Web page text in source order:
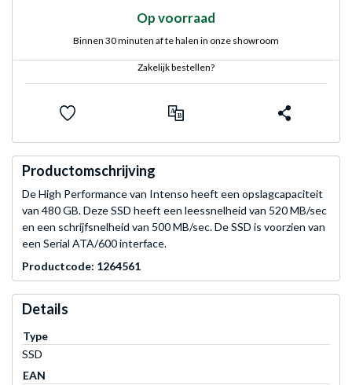
Op voorraad
Binnen 30 minuten af te halen in onze showroom
Zakelijk bestellen?
Productomschrijving
De High Performance van Intenso heeft een opslagcapaciteit
van 480 GB. Deze SSD heeft een leessnelheid van 520 MB/sec
en een schrijfsnelheid van 500 MB/sec. De SSD is voorzien van
een Serial ATA/600 interface.
Productcode: 1264561
Details
Type
SSD
EAN